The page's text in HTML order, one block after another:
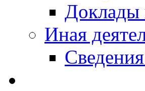
Доклады
Иная